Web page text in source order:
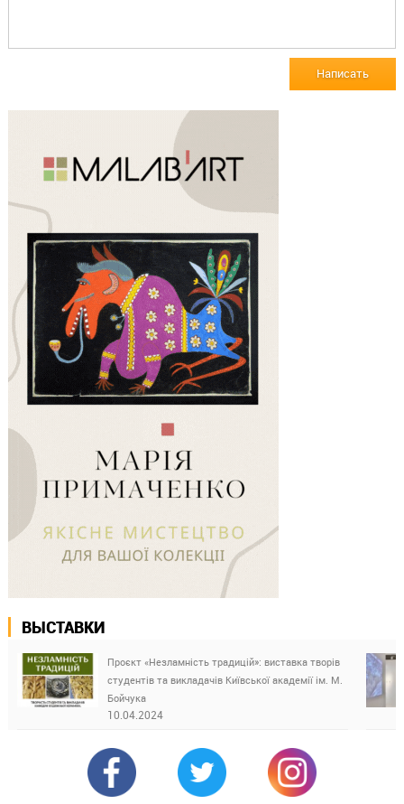
Написать
ВЫСТАВКИ
Проєкт «Незламність традицій»: виставка творів
студентів та викладачів Київської академії ім. М.
Бойчука
10.04.2024